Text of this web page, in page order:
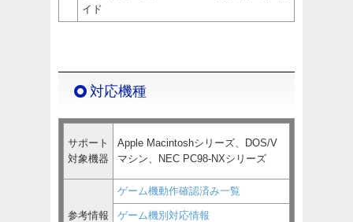
イド
対応機種
サポート
対象機器
Apple Macintoshシリーズ、DOS/V
マシン、NEC PC98-NXシリーズ
参考情報
ゲーム機動作確認済み一覧
ゲーム機別対応情報